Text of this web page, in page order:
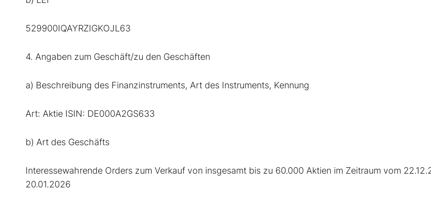
529900IQAYRZIGKOJL63
4. Angaben zum Geschäft/zu den Geschäften
a) Beschreibung des Finanzinstruments, Art des Instruments, Kennung
Art: Aktie ISIN: DE000A2GS633
b) Art des Geschäfts
Interessewahrende Orders zum Verkauf von insgesamt bis zu 60.000 Aktien im Zeitraum vom
20.01.2026